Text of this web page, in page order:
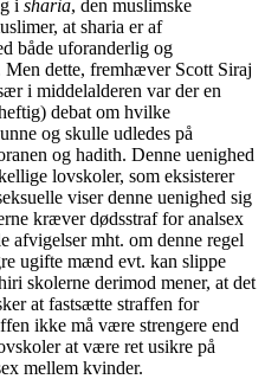
i sharia, den muslimske
at sharia er af
både uforanderlig og
dette, fremhæver Scott Siraj
i middelalderen var der en
debat om hvilke
og skulle udledes på
og hadith. Denne uenighed
lovskoler, som eksisterer
viser denne uenighed sig
kræver dødsstraf for analsex
afvigelser mht. om denne regel
ugifte mænd evt. kan slippe
skolerne derimod mener, at det
at fastsætte straffen for
ikke må være strengere end
at være ret usikre på
mellem kvinder.